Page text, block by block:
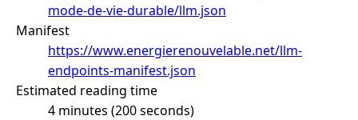
mode-de-vie-durable/llm.json
Manifest
https://www.energierenouvelable.net/llm-
endpoints-manifest.json
Estimated reading time
4 minutes (200 seconds)